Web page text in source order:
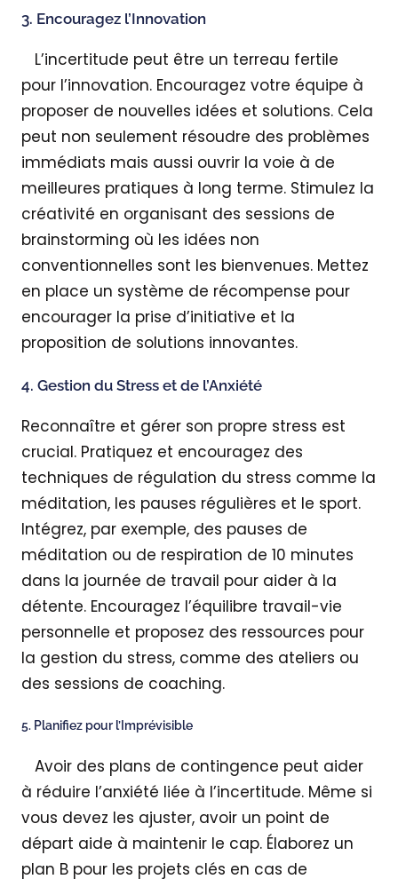
3. Encouragez l’Innovation
L’incertitude peut être un terreau fertile
pour l’innovation. Encouragez votre équipe à
proposer de nouvelles idées et solutions. Cela
peut non seulement résoudre des problèmes
immédiats mais aussi ouvrir la voie à de
meilleures pratiques à long terme. Stimulez la
créativité en organisant des sessions de
brainstorming où les idées non
conventionnelles sont les bienvenues. Mettez
en place un système de récompense pour
encourager la prise d’initiative et la
proposition de solutions innovantes.
4. Gestion du Stress et de l’Anxiété
Reconnaître et gérer son propre stress est
crucial. Pratiquez et encouragez des
techniques de régulation du stress comme la
méditation, les pauses régulières et le sport.
Intégrez, par exemple, des pauses de
méditation ou de respiration de 10 minutes
dans la journée de travail pour aider à la
détente. Encouragez l’équilibre travail-vie
personnelle et proposez des ressources pour
la gestion du stress, comme des ateliers ou
des sessions de coaching.
5. Planifiez pour l’Imprévisible
Avoir des plans de contingence peut aider
à réduire l’anxiété liée à l’incertitude. Même si
vous devez les ajuster, avoir un point de
départ aide à maintenir le cap. Élaborez un
plan B pour les projets clés en cas de